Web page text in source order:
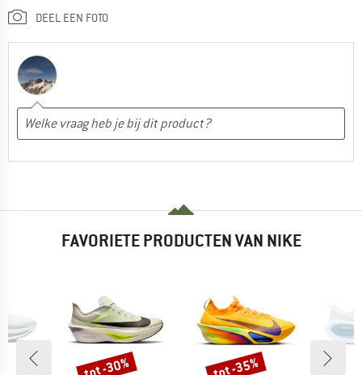
DEEL EEN FOTO
FAVORIETE PRODUCTEN VAN NIKE
Korting
tot -30% Korting
tot -35%